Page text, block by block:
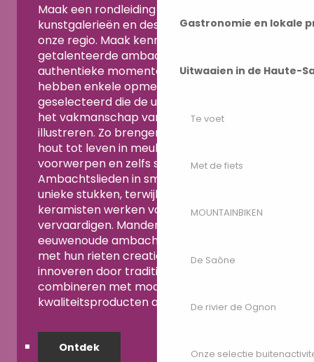
Gastronomie en lokale
Uitwaaien in de Haute-
Te voet
Met de fiets
MOUNTAINBIKEN
De Saône
De rivier de Ognon
Onze selectie
Maak een rondleiding langs de ateliers,
kunstgalerieën en designermarkten in
onze regio. Maak kennis met deze
getalenteerde ambachtslieden en deel
authentieke momenten met hen. We
hebben enkele opmerkelijke vaardigheden
geselecteerd die de uitmuntendheid van
het vakmanschap van de Haute-Saône
illustreren. Zo brengen meubelmakers
hout tot leven in meubels, decoratieve
voorwerpen en zelfs speelgoed.
Ambachtslieden in smeedijzer creëren
unieke stukken, terwijl pottenbakkers en
keramisten werken van fijn vakmanschap
vervaardigen. Mandenmakers zetten een
eeuwenoude ambachtelijke traditie voort
met hun rieten creaties, en zeepmakers
innoveren door traditionele technieken te
combineren met moderniteit om
kwaliteitsproducten aan te bieden.
Ontdek